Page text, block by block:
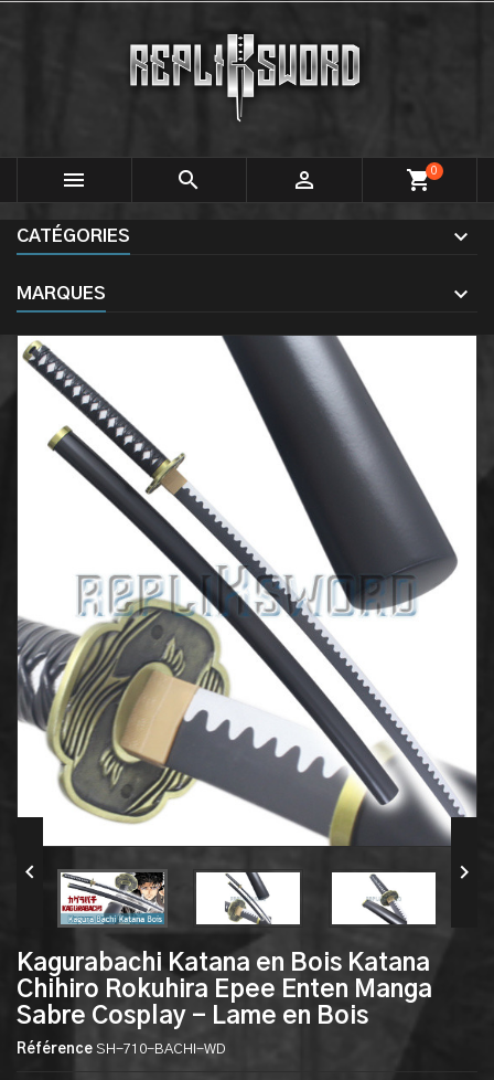
   shopping_cart0
CATÉGORIES
MARQUES
 
Kagurabachi Katana en Bois Katana
Chihiro Rokuhira Epee Enten Manga
Sabre Cosplay - Lame en Bois
Référence SH-710-BACHI-WD